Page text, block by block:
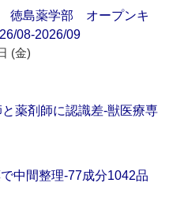
徳島薬学部 オープンキ
08-2026/09
(金)
薬剤師に認識差‐獣医療専
中間整理‐77成分1042品